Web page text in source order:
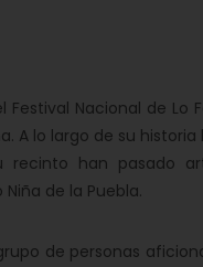
Nacional de Lo
A lo largo de su
recinto han pasado
de la Puebla.
de personas